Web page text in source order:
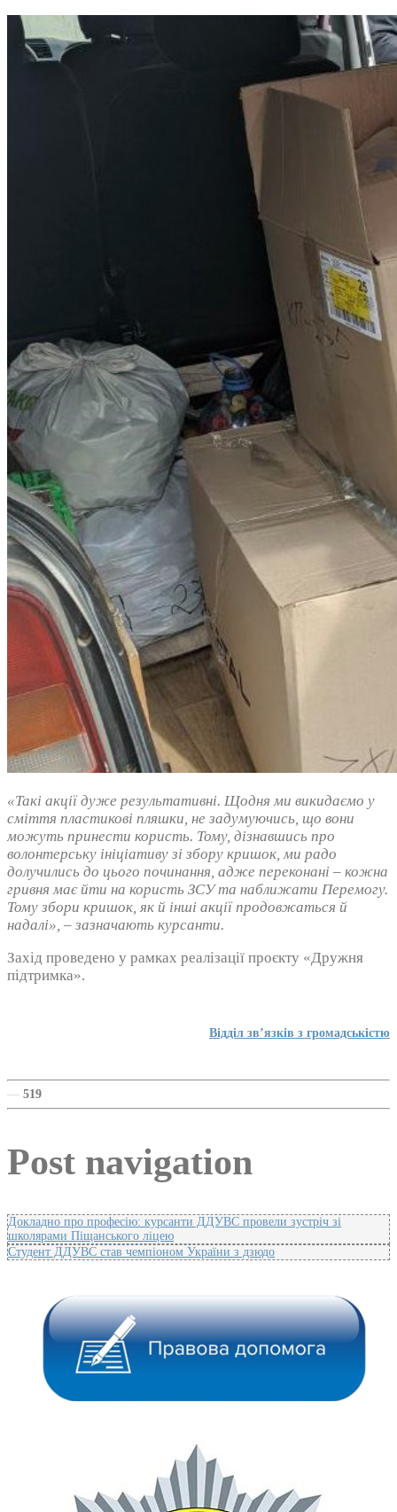
«Такі акції дуже результативні. Щодня ми викидаємо у
сміття пластикові пляшки, не задумуючись, що вони
можуть принести користь. Тому, дізнавшись про
волонтерську ініціативу зі збору кришок, ми радо
долучились до цього починання, адже переконані – кожна
гривня має йти на користь ЗСУ та наближати Перемогу.
Тому збори кришок, як й інші акції продовжаться й
надалі», – зазначають курсанти.
Захід проведено у рамках реалізації проєкту «Дружня
підтримка».
Відділ зв’язків з громадськістю
— 519
Post navigation
Докладно про професію: курсанти ДДУВС провели зустріч зі
школярами Піщанського ліцею
Студент ДДУВС став чемпіоном України з дзюдо